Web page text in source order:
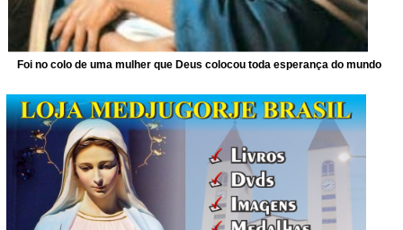
Foi no colo de uma mulher que Deus colocou toda esperança do mundo